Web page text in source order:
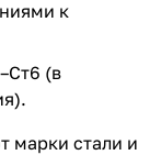
к
(в
марки стали и